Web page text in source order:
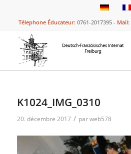
Télephone Éducateur: 0761-2017395 - Mail:
K1024_IMG_0310
20. décembre 2017 / parweb578